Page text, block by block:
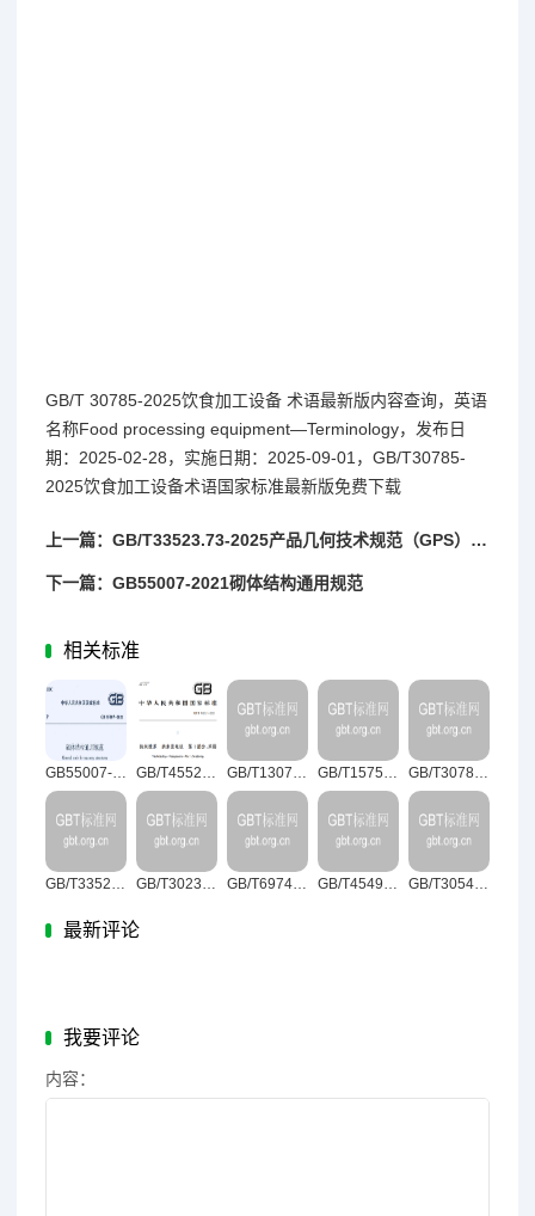
GB/T 30785-2025饮食加工设备 术语最新版内容查询，英语
名称Food processing equipment—Terminology，发布日
期：2025-02-28，实施日期：2025-09-01，GB/T30785-
2025饮食加工设备术语国家标准最新版免费下载
上一篇：GB/T33523.73-2025产品几何技术规范（GPS）表面结构：区域法第73部分：实物标准表面缺陷的术语和定义
下一篇：GB55007-2021砌体结构通用规范
相关标准
GB55007-2021砌体结构通用规范 GB/T45525.1-2025纳米技术纳米发电机第1部分：术语 GB/T13074-2024血液净化术语 GB/T15754-2025产品几何技术规范（GPS）尺寸和公差标注圆锥 GB/T30785-2025饮食加工设备术语
GB/T33523.73-2025产品几何技术规范（GPS）表面结构：区域法第73部分：实物标准表面缺陷的术语和定义 GB/T30237-2025古代壁画病害与图示 GB/T6974.4-2025起重机术语第4部分：臂架起重机 GB/T45499-2025乡镇（街道）综合文化站图书室管理与服务 GB/T30544.14-2025纳米科技术语第14部分：石墨炔
最新评论
我要评论
内容：